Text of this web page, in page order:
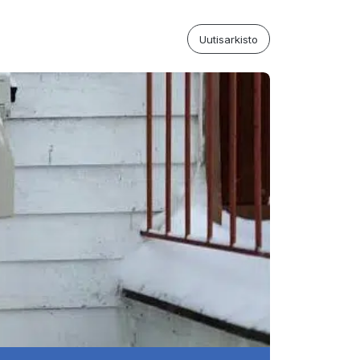
Uutisarkisto